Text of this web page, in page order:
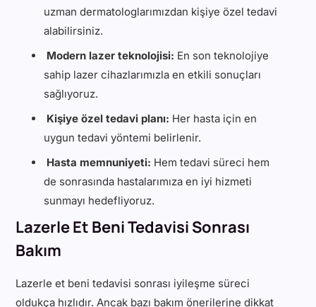
uzman dermatologlarımızdan kişiye özel tedavi
alabilirsiniz.
Modern lazer teknolojisi: En son teknolojiye
sahip lazer cihazlarımızla en etkili sonuçları
sağlıyoruz.
Kişiye özel tedavi planı: Her hasta için en
uygun tedavi yöntemi belirlenir.
Hasta memnuniyeti: Hem tedavi süreci hem
de sonrasında hastalarımıza en iyi hizmeti
sunmayı hedefliyoruz.
Lazerle Et Beni Tedavisi Sonrası
Bakım
Lazerle et beni tedavisi sonrası iyileşme süreci
oldukça hızlıdır. Ancak bazı bakım önerilerine dikkat